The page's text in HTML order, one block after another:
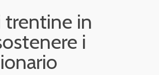
trentine in
i